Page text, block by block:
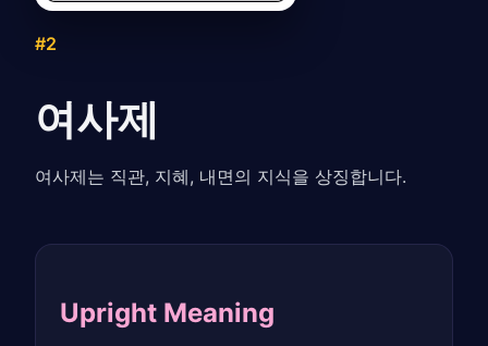
#2
여사제
여사제는 직관, 지혜, 내면의 지식을 상징합니다.
Upright Meaning